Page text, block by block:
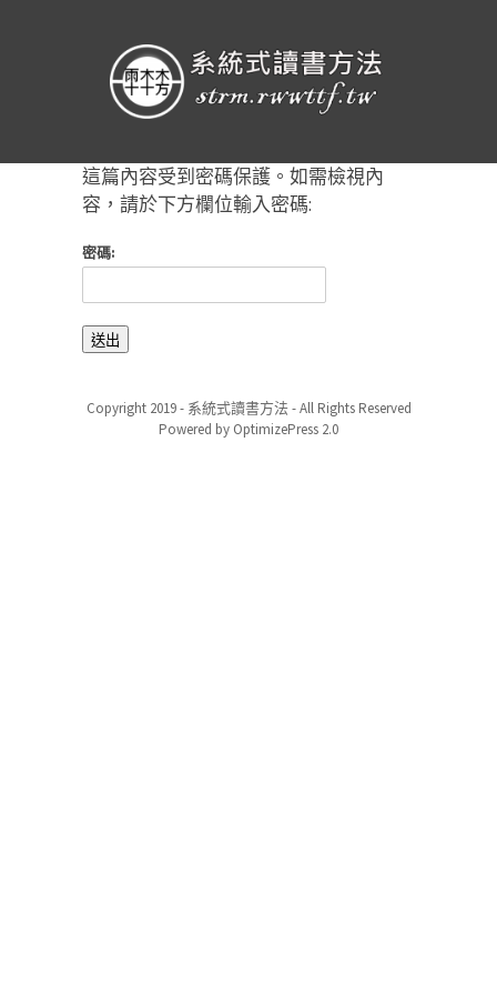
這篇內容受到密碼保護。如需檢視內
容，請於下方欄位輸入密碼:
密碼:
Copyright 2019 - 系統式讀書方法 - All Rights Reserved
Powered by OptimizePress 2.0